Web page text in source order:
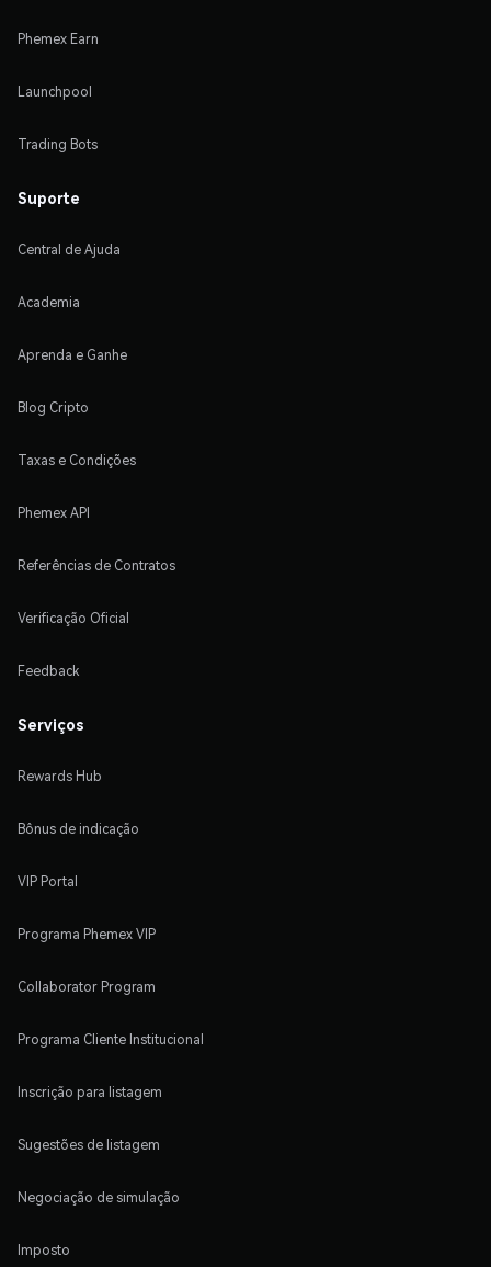
Phemex Earn
Launchpool
Trading Bots
Suporte
Central de Ajuda
Academia
Aprenda e Ganhe
Blog Cripto
Taxas e Condições
Phemex API
Referências de Contratos
Verificação Oficial
Feedback
Serviços
Rewards Hub
Bônus de indicação
VIP Portal
Programa Phemex VIP
Collaborator Program
Programa Cliente Institucional
Inscrição para listagem
Sugestões de listagem
Negociação de simulação
Imposto